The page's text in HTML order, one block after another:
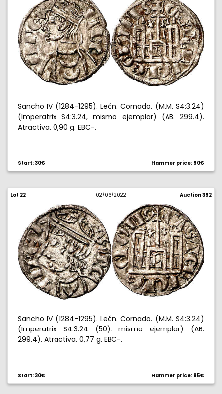
Sancho IV (1284-1295). León. Cornado. (M.M. S4:3.24)
(Imperatrix S4:3.24, mismo ejemplar) (AB. 299.4).
Atractiva. 0,90 g. EBC-.
Start: 30€ Hammer price: 90€
Lot 22 02/06/2022 Auction 392
Sancho IV (1284-1295). León. Cornado. (M.M. S4:3.24)
(Imperatrix S4:3.24 (50), mismo ejemplar) (AB.
299.4). Atractiva. 0,77 g. EBC-.
Start: 30€ Hammer price: 85€